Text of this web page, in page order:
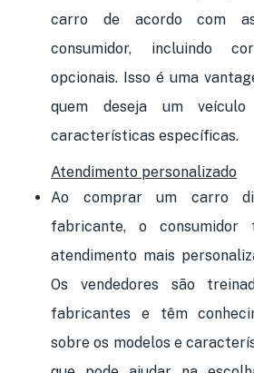
carro de acordo com
consumidor, incluindo
opcionais. Isso é uma
quem deseja um
características específicas.
Atendimento personalizado
Ao comprar um carro
fabricante, o
atendimento mais
Os vendedores são
fabricantes e têm
sobre os modelos e